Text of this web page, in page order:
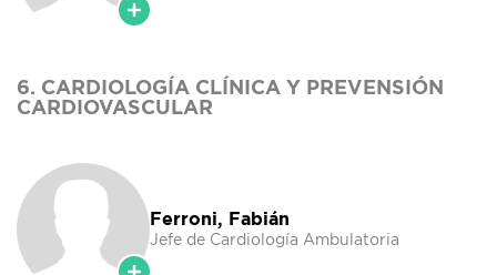
6. CARDIOLOGÍA CLÍNICA Y PREVENSIÓN
CARDIOVASCULAR
Ferroni, Fabián
Jefe de Cardiología Ambulatoria